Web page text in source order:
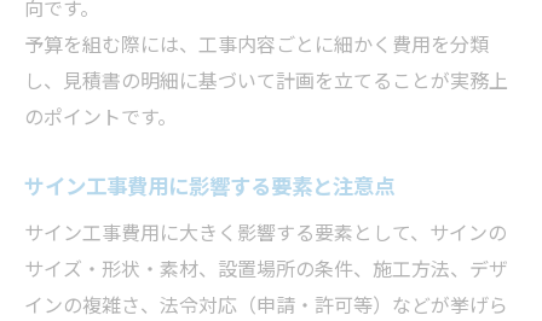
向です。
予算を組む際には、工事内容ごとに細かく費用を分類
し、見積書の明細に基づいて計画を立てることが実務上
のポイントです。
サイン工事費用に影響する要素と注意点
サイン工事費用に大きく影響する要素として、サインの
サイズ・形状・素材、設置場所の条件、施工方法、デザ
インの複雑さ、法令対応（申請・許可等）などが挙げら